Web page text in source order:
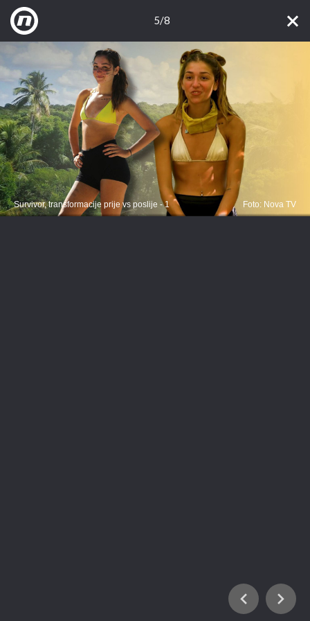
5/8
Survivor, transformacije prije vs poslije - 1 Foto: Nova TV